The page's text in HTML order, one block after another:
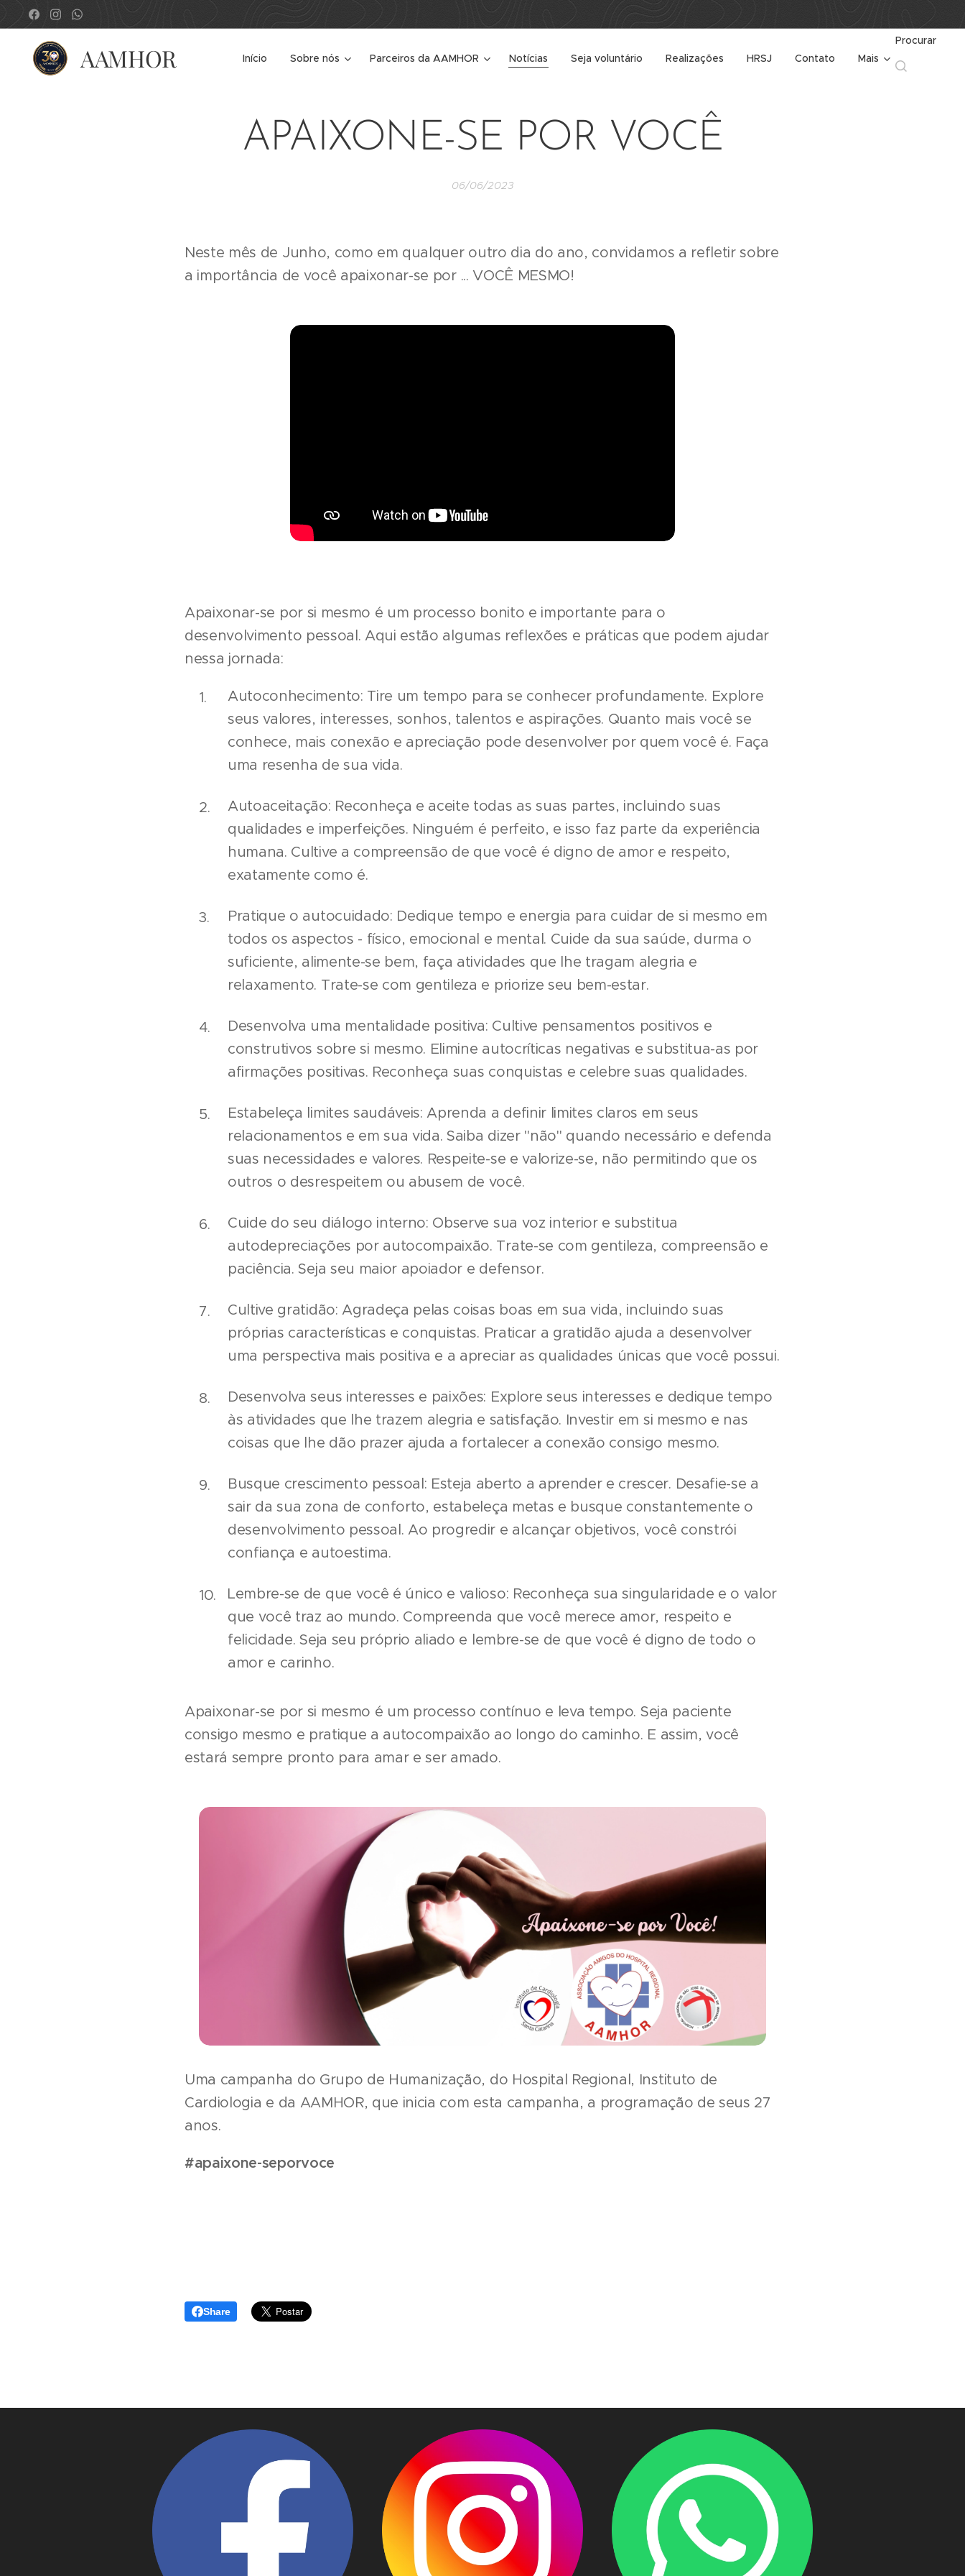
AAMHOR Início Sobre nós Parceiros da AAMHOR Notícias Seja voluntário Realizações HRSJ Contato Mais
Procurar
APAIXONE-SE POR VOCÊ
06/06/2023
Neste mês de Junho, como em qualquer outro dia do ano, convidamos a refletir sobre
a importância de você apaixonar-se por ... VOCÊ MESMO!
Apaixonar-se por si mesmo é um processo bonito e importante para o
desenvolvimento pessoal. Aqui estão algumas reflexões e práticas que podem ajudar
nessa jornada:
Autoconhecimento: Tire um tempo para se conhecer profundamente. Explore
seus valores, interesses, sonhos, talentos e aspirações. Quanto mais você se
conhece, mais conexão e apreciação pode desenvolver por quem você é. Faça
uma resenha de sua vida.
Autoaceitação: Reconheça e aceite todas as suas partes, incluindo suas
qualidades e imperfeições. Ninguém é perfeito, e isso faz parte da experiência
humana. Cultive a compreensão de que você é digno de amor e respeito,
exatamente como é.
Pratique o autocuidado: Dedique tempo e energia para cuidar de si mesmo em
todos os aspectos - físico, emocional e mental. Cuide da sua saúde, durma o
suficiente, alimente-se bem, faça atividades que lhe tragam alegria e
relaxamento. Trate-se com gentileza e priorize seu bem-estar.
Desenvolva uma mentalidade positiva: Cultive pensamentos positivos e
construtivos sobre si mesmo. Elimine autocríticas negativas e substitua-as por
afirmações positivas. Reconheça suas conquistas e celebre suas qualidades.
Estabeleça limites saudáveis: Aprenda a definir limites claros em seus
relacionamentos e em sua vida. Saiba dizer "não" quando necessário e defenda
suas necessidades e valores. Respeite-se e valorize-se, não permitindo que os
outros o desrespeitem ou abusem de você.
Cuide do seu diálogo interno: Observe sua voz interior e substitua
autodepreciações por autocompaixão. Trate-se com gentileza, compreensão e
paciência. Seja seu maior apoiador e defensor.
Cultive gratidão: Agradeça pelas coisas boas em sua vida, incluindo suas
próprias características e conquistas. Praticar a gratidão ajuda a desenvolver
uma perspectiva mais positiva e a apreciar as qualidades únicas que você possui.
Desenvolva seus interesses e paixões: Explore seus interesses e dedique tempo
às atividades que lhe trazem alegria e satisfação. Investir em si mesmo e nas
coisas que lhe dão prazer ajuda a fortalecer a conexão consigo mesmo.
Busque crescimento pessoal: Esteja aberto a aprender e crescer. Desafie-se a
sair da sua zona de conforto, estabeleça metas e busque constantemente o
desenvolvimento pessoal. Ao progredir e alcançar objetivos, você constrói
confiança e autoestima.
Lembre-se de que você é único e valioso: Reconheça sua singularidade e o valor
que você traz ao mundo. Compreenda que você merece amor, respeito e
felicidade. Seja seu próprio aliado e lembre-se de que você é digno de todo o
amor e carinho.
Apaixonar-se por si mesmo é um processo contínuo e leva tempo. Seja paciente
consigo mesmo e pratique a autocompaixão ao longo do caminho. E assim, você
estará sempre pronto para amar e ser amado.
Uma campanha do Grupo de Humanização, do Hospital Regional, Instituto de
Cardiologia e da AAMHOR, que inicia com esta campanha, a programação de seus 27
anos.
#apaixone-seporvoce
Share